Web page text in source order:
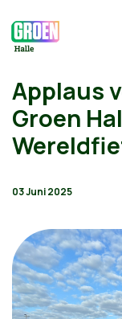
Applaus
Groen
03 Juni 2025